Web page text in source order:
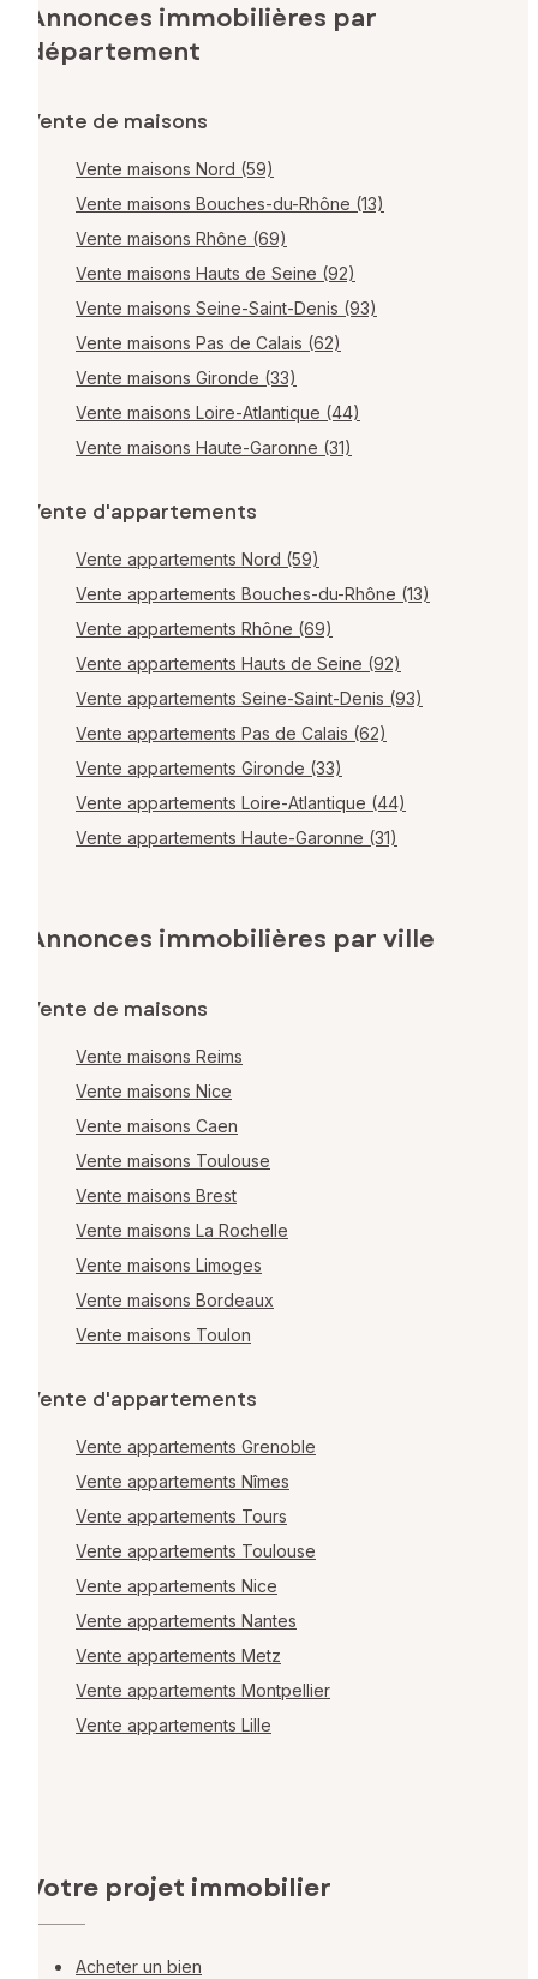
Annonces immobilières par
département
Vente de maisons
Vente maisons Nord (59)
Vente maisons Bouches-du-Rhône (13)
Vente maisons Rhône (69)
Vente maisons Hauts de Seine (92)
Vente maisons Seine-Saint-Denis (93)
Vente maisons Pas de Calais (62)
Vente maisons Gironde (33)
Vente maisons Loire-Atlantique (44)
Vente maisons Haute-Garonne (31)
Vente d'appartements
Vente appartements Nord (59)
Vente appartements Bouches-du-Rhône (13)
Vente appartements Rhône (69)
Vente appartements Hauts de Seine (92)
Vente appartements Seine-Saint-Denis (93)
Vente appartements Pas de Calais (62)
Vente appartements Gironde (33)
Vente appartements Loire-Atlantique (44)
Vente appartements Haute-Garonne (31)
Annonces immobilières par ville
Vente de maisons
Vente maisons Reims
Vente maisons Nice
Vente maisons Caen
Vente maisons Toulouse
Vente maisons Brest
Vente maisons La Rochelle
Vente maisons Limoges
Vente maisons Bordeaux
Vente maisons Toulon
Vente d'appartements
Vente appartements Grenoble
Vente appartements Nîmes
Vente appartements Tours
Vente appartements Toulouse
Vente appartements Nice
Vente appartements Nantes
Vente appartements Metz
Vente appartements Montpellier
Vente appartements Lille
Votre projet immobilier
Acheter un bien